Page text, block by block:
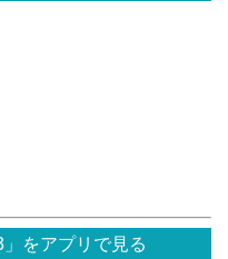
」をアプリで見る